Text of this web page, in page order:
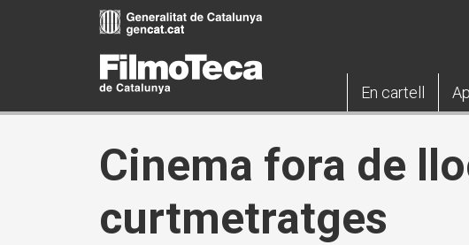
En cartell
Cinema fora de
curtmetratges